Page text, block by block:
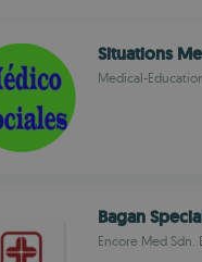
Situations
Medical-
Bagan
Encore Med Sdn.